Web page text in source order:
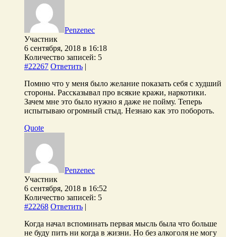
Penzenec
Участник
6 сентября, 2018 в 16:18
Количество записей: 5
#22267 Ответить |
Помню что у меня было желание показать себя с худший
стороны. Рассказывал про всякие кражи, наркотики.
Зачем мне это было нужно я даже не пойму. Теперь
испытываю огромный стыд. Незнаю как это побороть.
Quote
Penzenec
Участник
6 сентября, 2018 в 16:52
Количество записей: 5
#22268 Ответить |
Когда начал вспоминать первая мысль была что больше
не буду пить ни когда в жизни. Но без алкоголя не могу